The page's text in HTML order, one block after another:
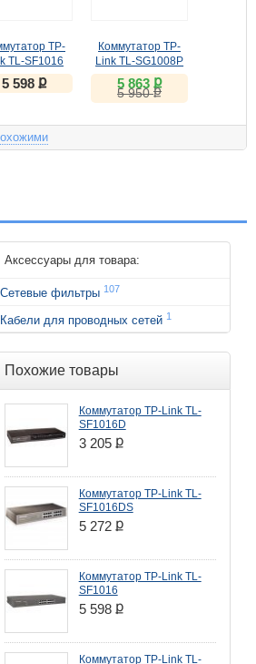
TP-
TL-SF1016
5 598 ք
Коммутатор TP-
Link TL-SG1008P
5 863 ք
5 950ք
Аксессуары для товара:
Сетевые фильтры 107
Кабели для проводных сетей 1
Похожие товары
Коммутатор TP-Link TL-
SF1016D
3 205 ք
Коммутатор TP-Link TL-
SF1016DS
5 272 ք
Коммутатор TP-Link TL-
SF1016
5 598 ք
Коммутатор TP-Link TL-